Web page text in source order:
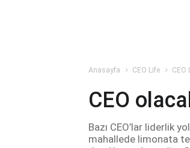
Anasayfa CEO Life CEO
CEO
Bazı CEO’lar liderlik
mahallede limonata